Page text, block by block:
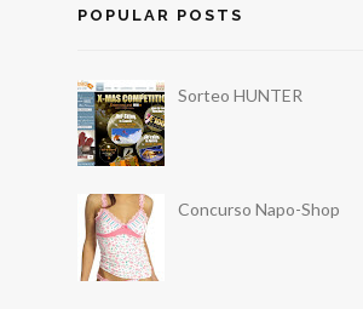
POPULAR POSTS
Sorteo HUNTER
Concurso Napo-Shop